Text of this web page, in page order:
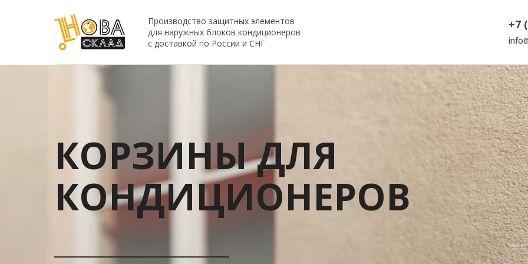
Производство защитных элементов
для наружных блоков кондиционеров
с доставкой по России и СНГ
+7
КОРЗИНЫДЛЯ
КОНДИЦИОНЕРОВ